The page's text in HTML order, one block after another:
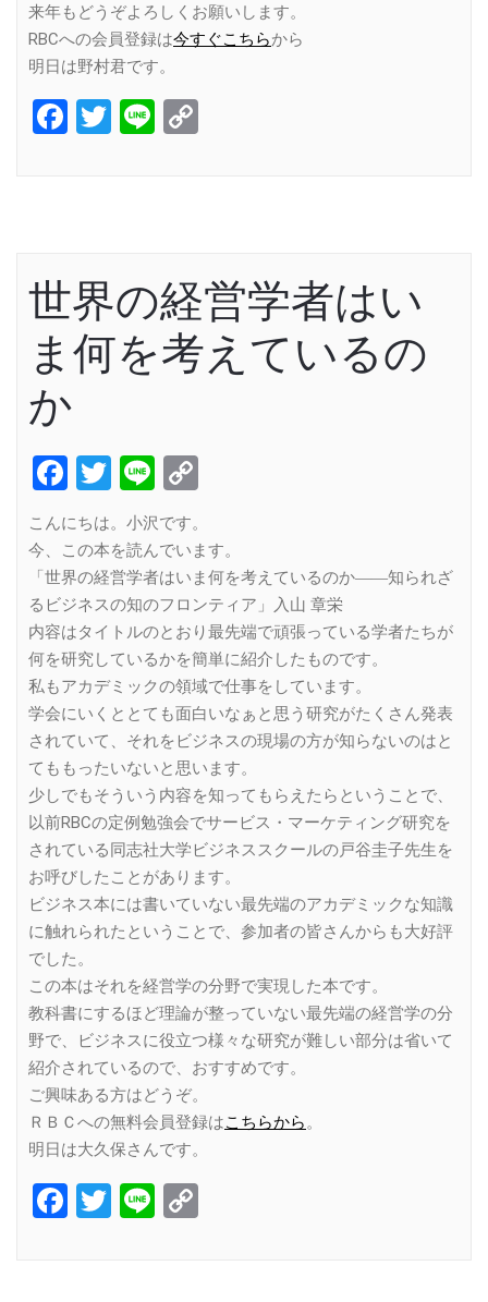
来年もどうぞよろしくお願いします。
RBCへの会員登録は今すぐこちらから
明日は野村君です。
Facebook
Twitter
Line
世界の経営学者はい
ま何を考えているの
か
Facebook
Twitter
Line
こんにちは。小沢です。
今、この本を読んでいます。
「世界の経営学者はいま何を考えているのか――知られざ
るビジネスの知のフロンティア」入山 章栄
内容はタイトルのとおり最先端で頑張っている学者たちが
何を研究しているかを簡単に紹介したものです。
私もアカデミックの領域で仕事をしています。
学会にいくととても面白いなぁと思う研究がたくさん発表
されていて、それをビジネスの現場の方が知らないのはと
てももったいないと思います。
少しでもそういう内容を知ってもらえたらということで、
以前RBCの定例勉強会でサービス・マーケティング研究を
されている同志社大学ビジネススクールの戸谷圭子先生を
お呼びしたことがあります。
ビジネス本には書いていない最先端のアカデミックな知識
に触れられたということで、参加者の皆さんからも大好評
でした。
この本はそれを経営学の分野で実現した本です。
教科書にするほど理論が整っていない最先端の経営学の分
野で、ビジネスに役立つ様々な研究が難しい部分は省いて
紹介されているので、おすすめです。
ご興味ある方はどうぞ。
ＲＢＣへの無料会員登録はこちらから。
明日は大久保さんです。
Facebook
Twitter
Line